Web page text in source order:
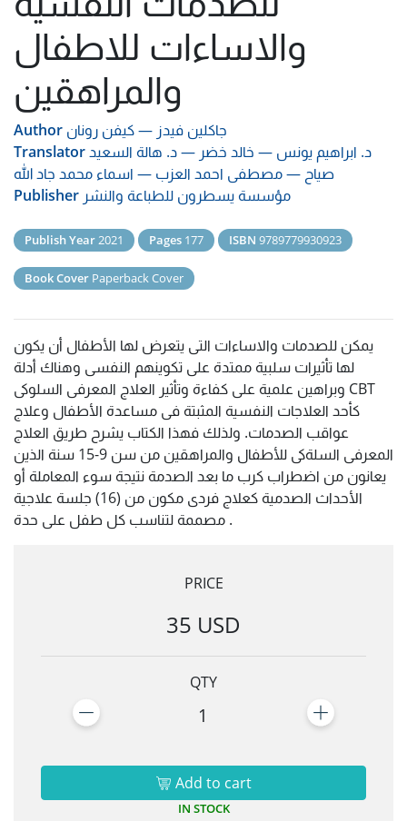
والاساءات للاطفال
والمراهقين
Author جاكلين فيدز —كيفن رونان
Translator
د. ابراهيم يونس — خالد خضر —د. هالة السعيد
صياح —مصطفى احمد العزب — اسماء محمد جاد الله
Publisher مؤسسة يسطرون للطباعة والنشر
Publish Year2021 Pages 177 ISBN 9789779930923
Book Cover Paperback Cover
يمكن للصدمات والاساءات التى يتعرض لها الأطفال أن يكون
لها تأثيرات سلبية ممتدة على تكوينهم النفسى وهناك أدلة
وبراهين علمية على كفاءة وتأثير العلاج المعرفى السلوكى CBT
كأحد العلاجات النفسية المثبتة فى مساعدة الأطفال وعلاج
عواقب الصدمات. ولذلك فهذا الكتاب يشرح طريق العلاج
المعرفى السلةكى للأطفال والمراهقين من سن 9-15 سنة الذين
يعانون من اضطراب كرب ما بعد الصدمة نتيجة سوء المعاملة أو
الأحداث الصدمية كعلاج فردى مكون من (16) جلسة علاجية
مصممة لتناسب كل طفل على حدة .
PRICE
35 USD
QTY
1
Add to cart
IN STOCK